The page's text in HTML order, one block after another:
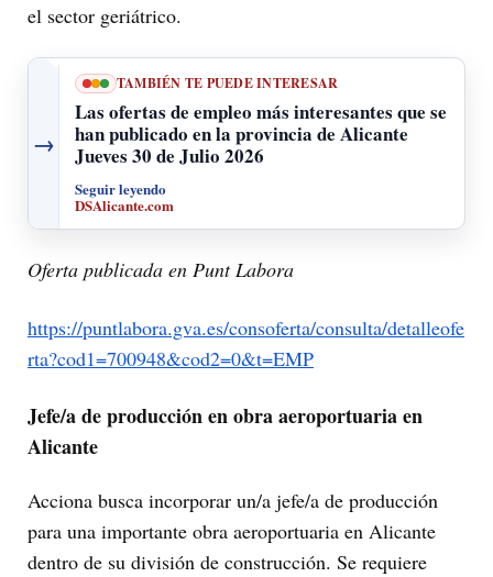
el sector geriátrico.
→
TAMBIÉN TE PUEDE INTERESAR
Las ofertas de empleo más interesantes que se
han publicado en la provincia de Alicante
Jueves 30 de Julio 2026
Seguir leyendo
DSAlicante.com
Oferta publicada en Punt Labora
https://puntlabora.gva.es/consoferta/consulta/detalleofe
rta?cod1=700948&cod2=0&t=EMP
Jefe/a de producción en obra aeroportuaria en
Alicante
Acciona busca incorporar un/a jefe/a de producción
para una importante obra aeroportuaria en Alicante
dentro de su división de construcción. Se requiere